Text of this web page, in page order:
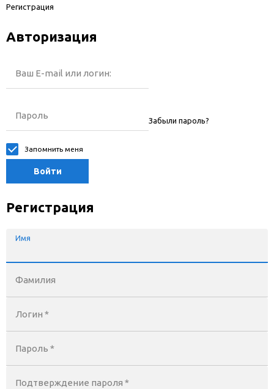
Регистрация
Авторизация
Ваш E-mail или логин:
Пароль Забыли пароль?
Запомнить меня
Войти
Регистрация
Имя
Фамилия
Логин *
Пароль *
Подтверждение пароля *